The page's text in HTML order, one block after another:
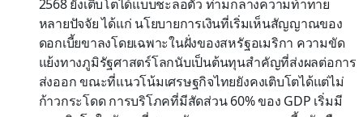
2568 ยังเติบโตได้แบบชะลอตัว ท่ามกลางความท้าทาย
หลายปัจจัย ได้แก่ นโยบายการเงินที่เริ่มเห็นสัญญาณของ
ดอกเบี้ยขาลงโดยเฉพาะในฝั่งของสหรัฐอเมริกา ความขัด
แย้งทางภูมิรัฐศาสตร์โลกนับเป็นต้นทุนสำคัญที่ส่งผลต่อการ
ส่งออก ขณะที่แนวโน้มเศรษฐกิจไทยยังคงเติบโตได้แต่ไม่
ก้าวกระโดด การบริโภคที่มีสัดส่วน 60% ของ GDP เริ่มมี